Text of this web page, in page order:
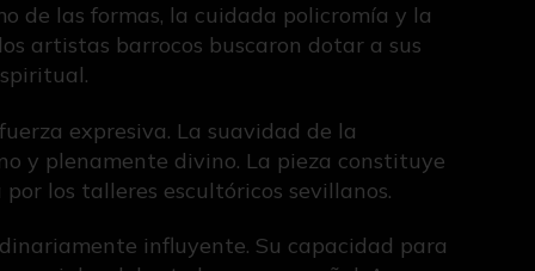
de las formas, la cuidada policromía y la
artistas barrocos buscaron dotar a sus
expresiva. La suavidad de la
y plenamente divino. La pieza constituye
los talleres escultóricos sevillanos.
influyente. Su capacidad para